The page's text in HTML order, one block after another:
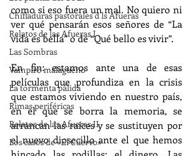
Chifladuras pastorales d ls Afueras
Relatos de las Afueras I
Las Sombras
Vampiro malagueño
La tormenta pálida
Rimas periféricas
Relatos de las Afueras II
Los casos de «El Cuervo»
como si eso fuera un mal. No quiero ni
ver qué pensarán esos señores de “La
vida es bella” o de “Qué bello es vivir”.
En fin: estamos ante una de esas
películas que profundiza en la crisis
que estamos viviendo en nuestro país,
en el que se borra la memoria, se
arrancan las raíces y se sustituyen por
el nuevo diosecillo ante el que hemos